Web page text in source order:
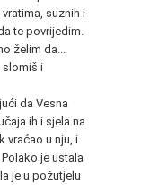
suznih i
te povrijedim.
želim da...
slomiš i
da Vesna
ih i sjela na
vraćao u nju, i
je ustala
je u požutjelu